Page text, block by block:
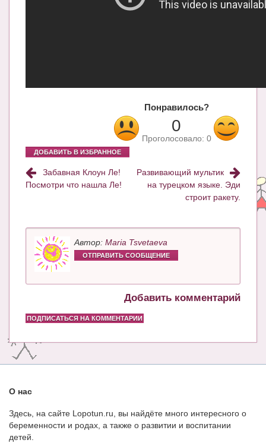
Сотрудничество. Авторам
Понравилось?
0
Проголосовало: 0
ДОБАВИТЬ В ИЗБРАННОЕ
Забавная Клоун Ле!
Посмотри что нашла Ле!
Развивающий мультик
на турецком языке. Эди
строит ракету.
Автор: Maria Tsvetaeva
ОТПРАВИТЬ СООБЩЕНИЕ
Добавить комментарий
ПОДПИСАТЬСЯ НА КОММЕНТАРИИ
О нас
Здесь, на сайте Lopotun.ru, вы найдёте много интересного о
беременности и родах, а также о развитии и воспитании
детей.